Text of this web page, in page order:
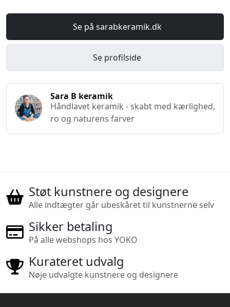
Se på sarabkeramik.dk
Se profilside
Sara B keramik
Håndlavet keramik - skabt med kærlighed,
ro og naturens farver
Støt kunstnere og designere
Alle indtægter går ubeskåret til kunstnerne selv
Sikker betaling
På alle webshops hos YOKO
Kurateret udvalg
Nøje udvalgte kunstnere og designere